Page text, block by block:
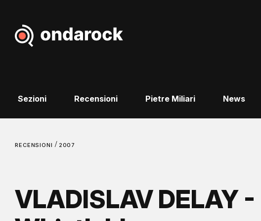
Sezioni Recensioni Pietre Miliari News
RECENSIONI / 2007
VLADISLAV DELAY -